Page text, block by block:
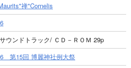
禅"Cornelis
ウンドトラック/ ＣＤ－ＲＯＭ 29p
第15回 博麗神社例大祭